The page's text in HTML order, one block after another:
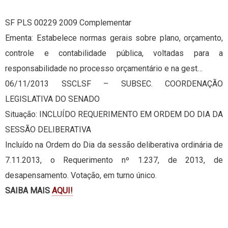
SF PLS 00229 2009 Complementar
Ementa: Estabelece normas gerais sobre plano, orçamento,
controle e contabilidade pública, voltadas para a
responsabilidade no processo orçamentário e na gest…
06/11/2013 SSCLSF – SUBSEC. COORDENAÇÃO
LEGISLATIVA DO SENADO
Situação: INCLUÍDO REQUERIMENTO EM ORDEM DO DIA DA
SESSÃO DELIBERATIVA
Incluído na Ordem do Dia da sessão deliberativa ordinária de
7.11.2013, o Requerimento nº 1.237, de 2013, de
desapensamento. Votação, em turno único.
SAIBA MAIS AQUI!